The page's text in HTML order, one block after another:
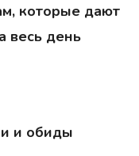
которые дают
весь день
и обиды